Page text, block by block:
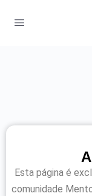
Esta página é
comunidade